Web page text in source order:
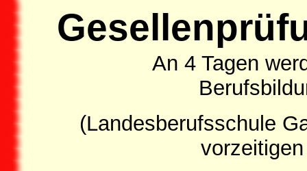
An 4 Tagen
(Landesberufsschule